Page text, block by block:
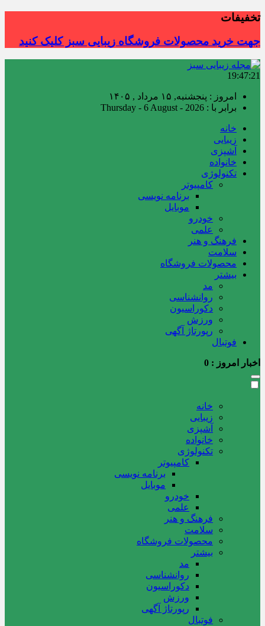
تخفیفات
جهت خرید محصولات فروشگاه زیبایی سبز کلیک کنید
19:47:22
امروز : پنجشنبه, ۱۵ مرداد , ۱۴۰۵
برابر با : Thursday - 6 August - 2026
خانه
زیبایی
آشپزی
خانواده
تکنولوژی
کامپیوتر
برنامه نویسی
موبایل
خودرو
علمی
فرهنگ و هنر
سلامت
محصولات فروشگاه
بیشتر
مد
روانشناسی
دکوراسیون
ورزش
رپورتاژ آگهی
فوتبال
اخبار امروز : 0
خانه
زیبایی
آشپزی
خانواده
تکنولوژی
کامپیوتر
برنامه نویسی
موبایل
خودرو
علمی
فرهنگ و هنر
سلامت
محصولات فروشگاه
بیشتر
مد
روانشناسی
دکوراسیون
ورزش
رپورتاژ آگهی
فوتبال